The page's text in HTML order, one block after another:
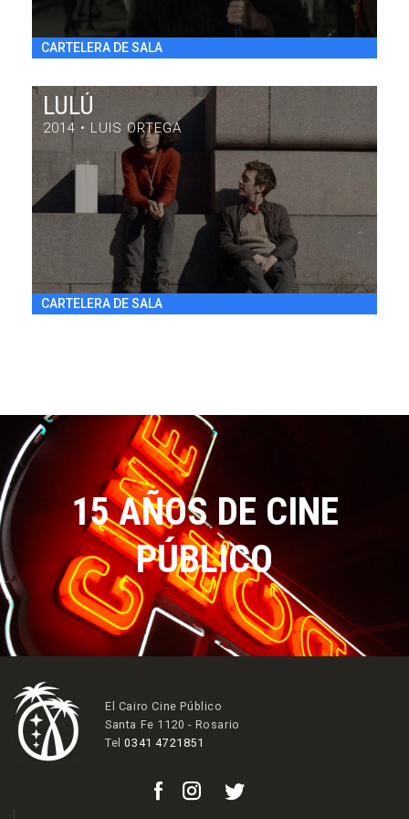
CARTELERA DE SALA
LULÚ
2014 • LUIS ORTEGA
CARTELERA DE SALA
LULÚ
DRAMA / 84' / ARGENTINA / 2014
VIE 31/7 20:30h
15 AÑOS DE CINE
PÚBLICO
El Cairo Cine Público
Santa Fe 1120 - Rosario
Tel0341 4721851